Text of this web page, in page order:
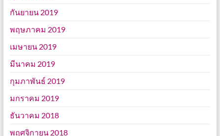
กันยายน 2019
พฤษภาคม 2019
เมษายน 2019
มีนาคม 2019
กุมภาพันธ์ 2019
มกราคม 2019
ธันวาคม 2018
พฤศจิกายน 2018